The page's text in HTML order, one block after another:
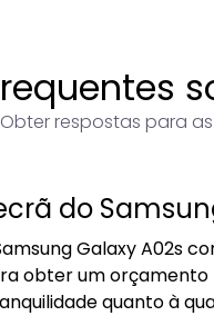
Obter respostas para
do
Galaxy A02s
obter um
quanto à